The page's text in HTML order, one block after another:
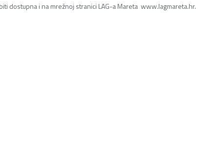
dostupna i na mrežnoj stranici LAG-a Mareta www.lagmareta.hr.